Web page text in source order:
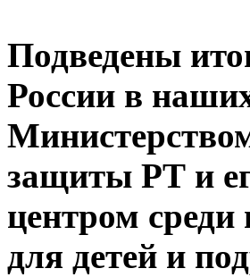
Подведены
России в
защиты РТ и
центром
для детей и